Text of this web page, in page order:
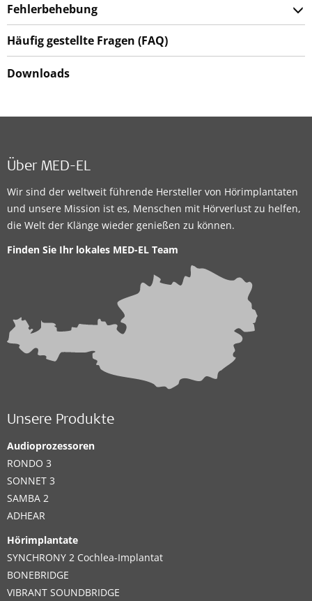
Fehlerbehebung
Häufig gestellte Fragen (FAQ)
Downloads
Über MED-EL
Wir sind der weltweit führende Hersteller von Hörimplantaten
und unsere Mission ist es, Menschen mit Hörverlust zu helfen,
die Welt der Klänge wieder genießen zu können.
Finden Sie Ihr lokales MED-EL Team
Unsere Produkte
Audioprozessoren
RONDO 3
SONNET 3
SAMBA 2
ADHEAR
Hörimplantate
SYNCHRONY 2 Cochlea-Implantat
BONEBRIDGE
VIBRANT SOUNDBRIDGE